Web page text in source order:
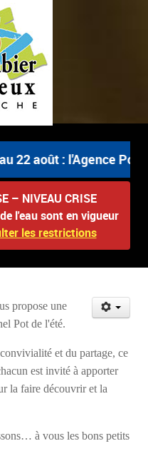
22 août : l'Agence
– NIVEAU CRISE
l'eau sont en vigueur
les restrictions
propose une
Pot de l'été.
et du partage, ce
est invité à apporter
la faire découvrir et la
à vous les bons petits